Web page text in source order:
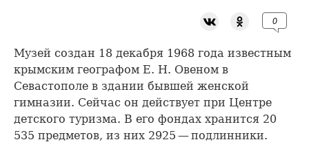
0
Музей создан 18 декабря 1968 года известным
крымским географом Е. Н. Овеном в
Севастополе в здании бывшей женской
гимназии. Сейчас он действует при Центре
детского туризма. В его фондах хранится 20
535 предметов, из них 2925 — подлинники.